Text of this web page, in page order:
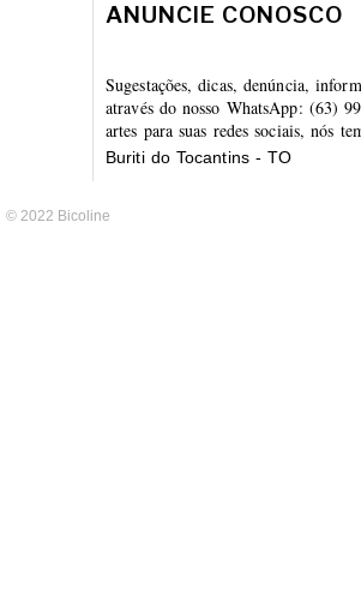
ANUNCIE CONOSCO
Sugestações, dicas, denúncia,
através do nosso WhatsApp: (63)
artes para suas redes sociais, nós
Buriti do Tocantins - TO
© 2022 Bicoline